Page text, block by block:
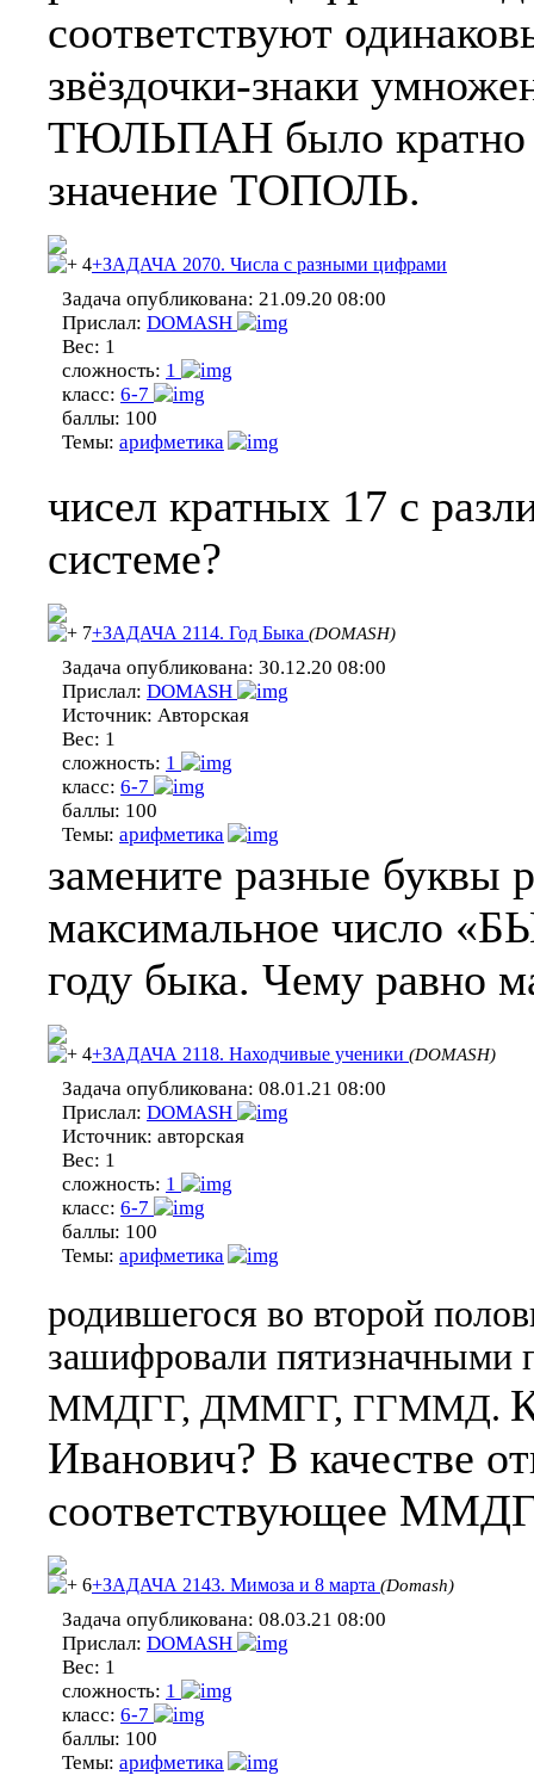
соответствуют
звёздочки-знаки
ТЮЛЬПАН было кратно
значение ТОПОЛЬ.
4+ЗАДАЧА 2070. Числа с разными цифрами
Задача опубликована: 21.09.20 08:00
Прислал: DOMASH
Вес: 1
сложность: 1
класс: 6-7
баллы: 100
Темы: арифметика
чисел кратных 17 с
системе?
7+ЗАДАЧА 2114. Год Быка (DOMASH)
Задача опубликована: 30.12.20 08:00
Прислал: DOMASH
Источник: Авторская
Вес: 1
сложность: 1
класс: 6-7
баллы: 100
Темы: арифметика
замените разные буквы
максимальное число
году быка. Чему равно
4+ЗАДАЧА 2118. Находчивые ученики (DOMASH)
Задача опубликована: 08.01.21 08:00
Прислал: DOMASH
Источник: авторская
Вес: 1
сложность: 1
класс: 6-7
баллы: 100
Темы: арифметика
родившегося во второй
зашифровали пятизначными
ММДГГ, ДММГГ, ГГММД.
Иванович? В качестве
соответствующее
6+ЗАДАЧА 2143. Мимоза и 8 марта (Domash)
Задача опубликована: 08.03.21 08:00
Прислал: DOMASH
Вес: 1
сложность: 1
класс: 6-7
баллы: 100
Темы: арифметика